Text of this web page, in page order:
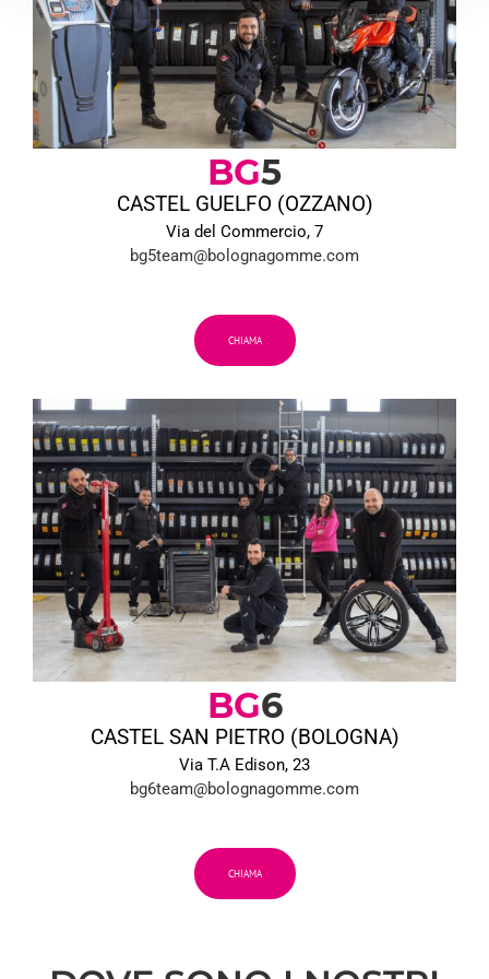
BG5
CASTEL GUELFO (OZZANO)
Via del Commercio, 7
bg5team@bolognagomme.com
CHIAMA
BG6
CASTEL SAN PIETRO (BOLOGNA)
Via T.A Edison, 23
bg6team@bolognagomme.com
CHIAMA